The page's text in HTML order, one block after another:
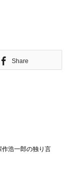
Share
作浩一郎の独り言